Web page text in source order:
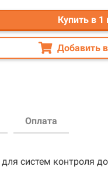
Купить в 1
Добавить
Оплата
систем контроля
об условиях
предлагаем